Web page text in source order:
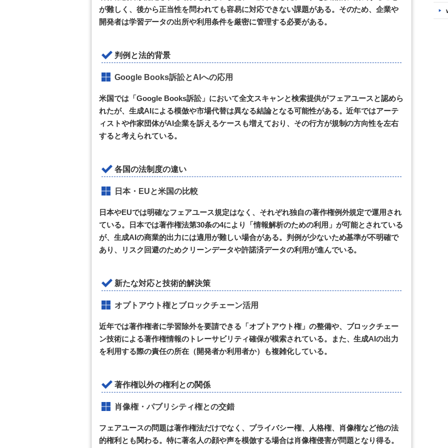
が難しく、後から正当性を問われても容易に対応できない課題がある。そのため、企業や
開発者は学習データの出所や利用条件を厳密に管理する必要がある。
判例と法的背景
Google Books訴訟とAIへの応用
米国では「Google Books訴訟」において全文スキャンと検索提供がフェアユースと認めら
れたが、生成AIによる模倣や市場代替は異なる結論となる可能性がある。近年ではアーテ
ィストや作家団体がAI企業を訴えるケースも増えており、その行方が規制の方向性を左右
すると考えられている。
各国の法制度の違い
日本・EUと米国の比較
日本やEUでは明確なフェアユース規定はなく、それぞれ独自の著作権例外規定で運用され
ている。日本では著作権法第30条の4により「情報解析のための利用」が可能とされている
が、生成AIの商業的出力には適用が難しい場合がある。判例が少ないため基準が不明確で
あり、リスク回避のためクリーンデータや許諾済データの利用が進んでいる。
新たな対応と技術的解決策
オプトアウト権とブロックチェーン活用
近年では著作権者に学習除外を要請できる「オプトアウト権」の整備や、ブロックチェー
ン技術による著作権情報のトレーサビリティ確保が模索されている。また、生成AIの出力
を利用する際の責任の所在（開発者か利用者か）も複雑化している。
著作権以外の権利との関係
肖像権・パブリシティ権との交錯
フェアユースの問題は著作権法だけでなく、プライバシー権、人格権、肖像権など他の法
的権利とも関わる。特に著名人の顔や声を模倣する場合は肖像権侵害が問題となり得る。